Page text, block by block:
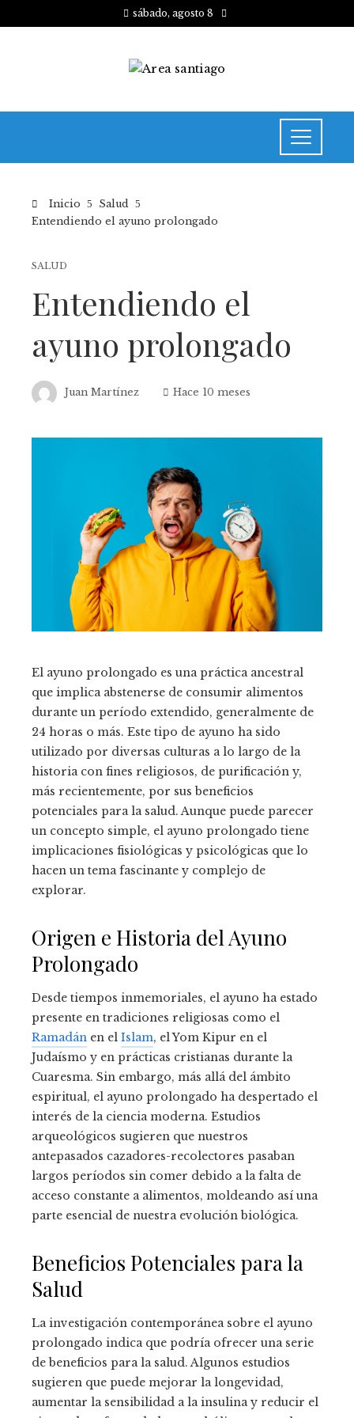
sábado, agosto 8
Inicio
Salud
Entendiendo el ayuno prolongado
SALUD
Entendiendo el
ayuno prolongado
Juan Martínez Hace 10 meses
El ayuno prolongado es una práctica ancestral
que implica abstenerse de consumir alimentos
durante un período extendido, generalmente de
24 horas o más. Este tipo de ayuno ha sido
utilizado por diversas culturas a lo largo de la
historia con fines religiosos, de purificación y,
más recientemente, por sus beneficios
potenciales para la salud. Aunque puede parecer
un concepto simple, el ayuno prolongado tiene
implicaciones fisiológicas y psicológicas que lo
hacen un tema fascinante y complejo de
explorar.
Origen e Historia del Ayuno
Prolongado
Desde tiempos inmemoriales, el ayuno ha estado
presente en tradiciones religiosas como el
Ramadán en el Islam, el Yom Kipur en el
Judaísmo y en prácticas cristianas durante la
Cuaresma. Sin embargo, más allá del ámbito
espiritual, el ayuno prolongado ha despertado el
interés de la ciencia moderna. Estudios
arqueológicos sugieren que nuestros
antepasados cazadores-recolectores pasaban
largos períodos sin comer debido a la falta de
acceso constante a alimentos, moldeando así una
parte esencial de nuestra evolución biológica.
Beneficios Potenciales para la
Salud
La investigación contemporánea sobre el ayuno
prolongado indica que podría ofrecer una serie
de beneficios para la salud. Algunos estudios
sugieren que puede mejorar la longevidad,
aumentar la sensibilidad a la insulina y reducir el